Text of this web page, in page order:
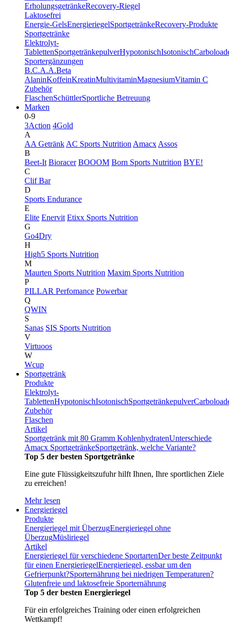
ErholungsgetränkeRecovery-Riegel
Laktosefrei
Energie-GelsEnergieriegelSportgetränkeRecovery-Produkte
Sportgetränke
Elektrolyt-
TablettenSportgetränkepulverHypotonischIsotonisch
Sportergänzungen
B.C.A.A.Beta
AlaninKoffeinKreatinMultivitaminMagnesiumVitamin C
Zubehör
FlaschenSchüttlerSportliche Betreuung
Marken
0-9
3Action 4Gold
A
AA Getränk AC Sports Nutrition Amacx Assos
B
Beet-It Bioracer BOOOM Born Sports Nutrition BYE!
C
Clif Bar
D
Sports Endurance
E
Elite Enervit Etixx Sports Nutrition
G
Go4Dry
H
High5 Sports Nutrition
M
Maurten Sports Nutrition Maxim Sports Nutrition
P
PILLAR Perfomance Powerbar
Q
QWIN
S
Sanas SIS Sports Nutrition
V
Virtuoos
W
Wcup
Sportgetränk
Produkte
Elektrolyt-
TablettenHypotonischIsotonischSportgetränkepulver
Zubehör
Flaschen
Artikel
Sportgetränk mit 80 Gramm KohlenhydratenUnterschiede
Amacx SportgetränkeSportgetränk, welche Variante?
Top 5 der besten Sportgetränke
Eine gute Flüssigkeitszufuhr hilft Ihnen, Ihre sportlichen Ziele
zu erreichen!
Mehr lesen
Energieriegel
Produkte
Energieriegel mit ÜberzugEnergieriegel ohne
ÜberzugMüsliriegel
Artikel
Energieriegel für verschiedene SportartenDer beste Zeitpunkt
für einen EnergieriegelEnergieriegel, essbar um den
Gefrierpunkt?Sporternährung bei niedrigen Temperaturen?
Glutenfreie und laktosefreie Sporternährung
Top 5 der besten Energieriegel
Für ein erfolgreiches Training oder einen erfolgreichen
Wettkampf!